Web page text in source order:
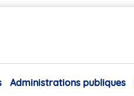
Administrations publiques